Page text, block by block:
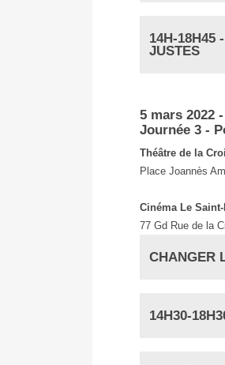
14H-18H45
JUSTES
5 mars 2022
Journée 3 -
Théâtre de la
Place Joannès
Cinéma Le
77 Gd Rue de la
CHANGER
14H30-